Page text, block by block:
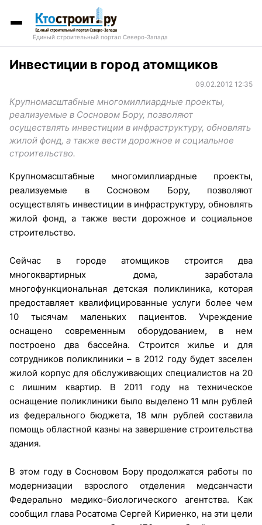
Единый строительный портал Северо-Запада
Инвестиции в город атомщиков
09.02.2012 12:35
Крупномасштабные многомиллиардные проекты,
реализуемые в Сосновом Бору, позволяют
осуществлять инвестиции в инфраструктуру, обновлять
жилой фонд, а также вести дорожное и социальное
строительство.
Крупномасштабные многомиллиардные проекты,
реализуемые в Сосновом Бору, позволяют
осуществлять инвестиции в инфраструктуру, обновлять
жилой фонд, а также вести дорожное и социальное
строительство.
Сейчас в городе атомщиков строится два
многоквартирных дома, заработала
многофункциональная детская поликлиника, которая
предоставляет квалифицированные услуги более чем
10 тысячам маленьких пациентов. Учреждение
оснащено современным оборудованием, в нем
построено два бассейна. Строится жилье и для
сотрудников поликлиники – в 2012 году будет заселен
жилой корпус для обслуживающих специалистов на 20
с лишним квартир. В 2011 году на техническое
оснащение поликлиники было выделено 11 млн рублей
из федерального бюджета, 18 млн рублей составила
помощь областной казны на завершение строительства
здания.
В этом году в Сосновом Бору продолжатся работы по
модернизации взрослого отделения медсанчасти
Федерально медико-биологического агентства. Как
сообщил глава Росатома Сергей Кириенко, на эти цели